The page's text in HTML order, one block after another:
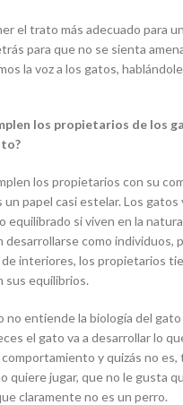
el trato más adecuado para
para que no se sienta
la voz a los gatos,
los propietarios de los
los propietarios con su
un papel casi estelar. Los gatos
equilibrado si viven en la
como individuos,
interiores, los propietarios
sus equilibrios.
no entiende la biología del
el gato va a desarrollar lo
y quizás no es,
quiere jugar, que no le gusta
claramente no es un perro.